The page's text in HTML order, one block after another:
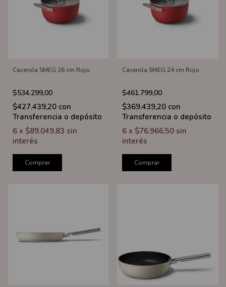
Cacerola SMEG 26 cm Rojo
$534.299,00
$427.439,20 con
Transferencia o depósito
6 x $89.049,83 sin
interés
Comprar
Cacerola SMEG 24 cm Rojo
$461.799,00
$369.439,20 con
Transferencia o depósito
6 x $76.966,50 sin
interés
Comprar